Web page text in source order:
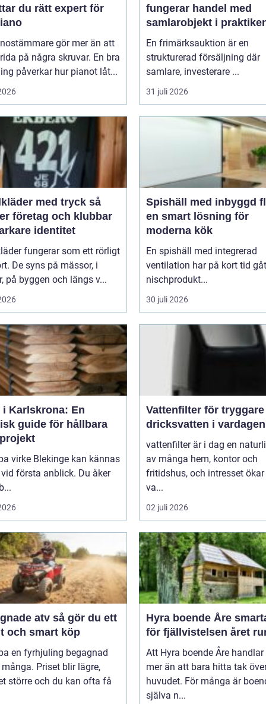
du rätt expert för
gör mer än att
på några skruvar. En bra
påverkar hur pianot låt...
fungerar handel med
samlarobjekt i
En frimärksauktion är en
strukturerad försäljning där
samlare, investerare ...
31 juli 2026
med tryck så
företag och klubbar
identitet
fungerar som ett rörligt
De syns på mässor, i
på byggen och längs v...
Spishäll med inbyggd
en smart lösning för
moderna kök
En spishäll med integrerad
ventilation har på kort tid
nischprodukt...
30 juli 2026
i Karlskrona: En
guide för hållbara
virke Blekinge kan kännas
första anblick. Du åker
Vattenfilter för tryggare
dricksvatten i vardagen
vattenfilter är i dag en
av många hem, kontor och
fritidshus, och intresset
va...
02 juli 2026
atv så gör du ett
och smart köp
en fyrhjuling begagnad
Priset blir lägre,
större och du kan ofta få
Hyra boende Åre smarta val
för fjällvistelsen året
Att Hyra boende Åre
mer än att bara hitta tak
huvudet. För många är
själva n...